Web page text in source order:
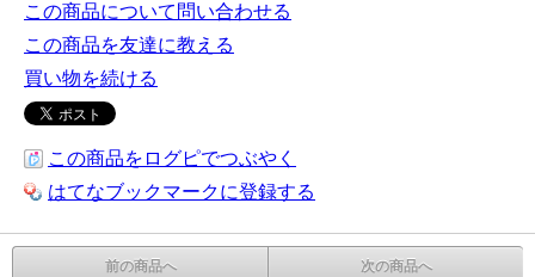
この商品について問い合わせる
この商品を友達に教える
買い物を続ける
この商品をログピでつぶやく
はてなブックマークに登録する
前の商品へ 次の商品へ